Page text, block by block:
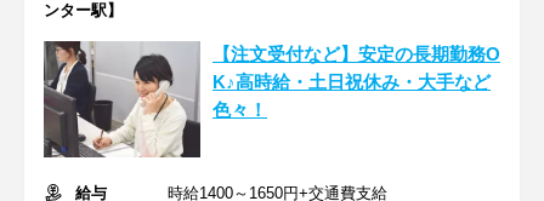
ンター駅】
【注文受付など】安定の長期勤務O
K♪高時給・土日祝休み・大手など
色々！
給与
時給1400～1650円+交通費支給